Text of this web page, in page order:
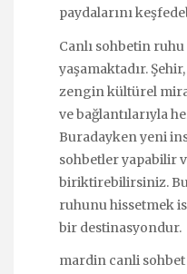
paydalarını
Canlı sohbetin
yaşamaktadır.
zengin kültürel
ve bağlantılarıyla
Buradayken yeni
sohbetler yapabilir
biriktirebilirsiniz.
ruhunu hissetmek
bir destinasyondur.
mardin canli